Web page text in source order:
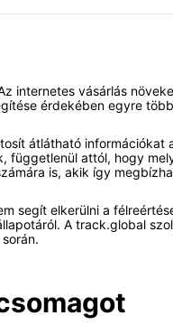
internetes vásárlás
érdekében egyre
átlátható információkat
függetlenül attól, hogy
is, akik így
segít elkerülni a
A track.global